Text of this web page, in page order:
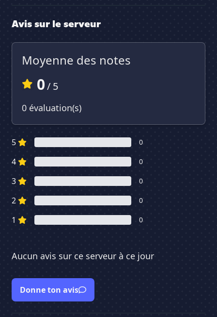
Avis sur le serveur
Moyenne des notes
0/ 5
0 évaluation(s)
5 0
4 0
3 0
2 0
1 0
Aucun avis sur ce serveur à ce jour
Donne ton avis